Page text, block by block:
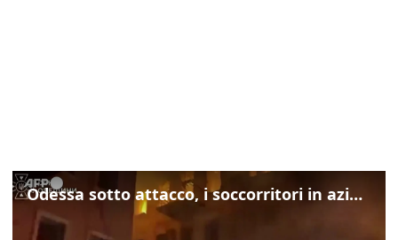
Odessa sotto attacco, i soccorritori in azione